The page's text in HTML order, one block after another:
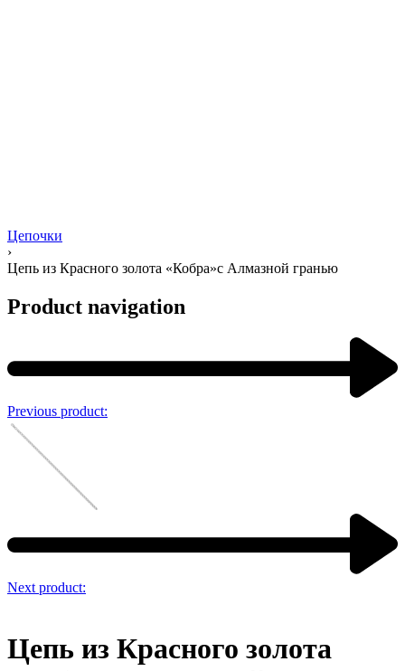
Цепочки
›
Цепь из Красного золота «Кобра»с Алмазной гранью
Product navigation
Previous product:
Next product:
Цепь из Красного золота